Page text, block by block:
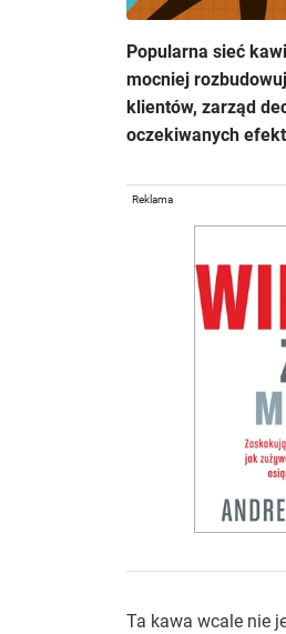
Popularna sieć
mocniej
klientów, zarząd
oczekiwanych
Reklama
Ta kawa wcale nie